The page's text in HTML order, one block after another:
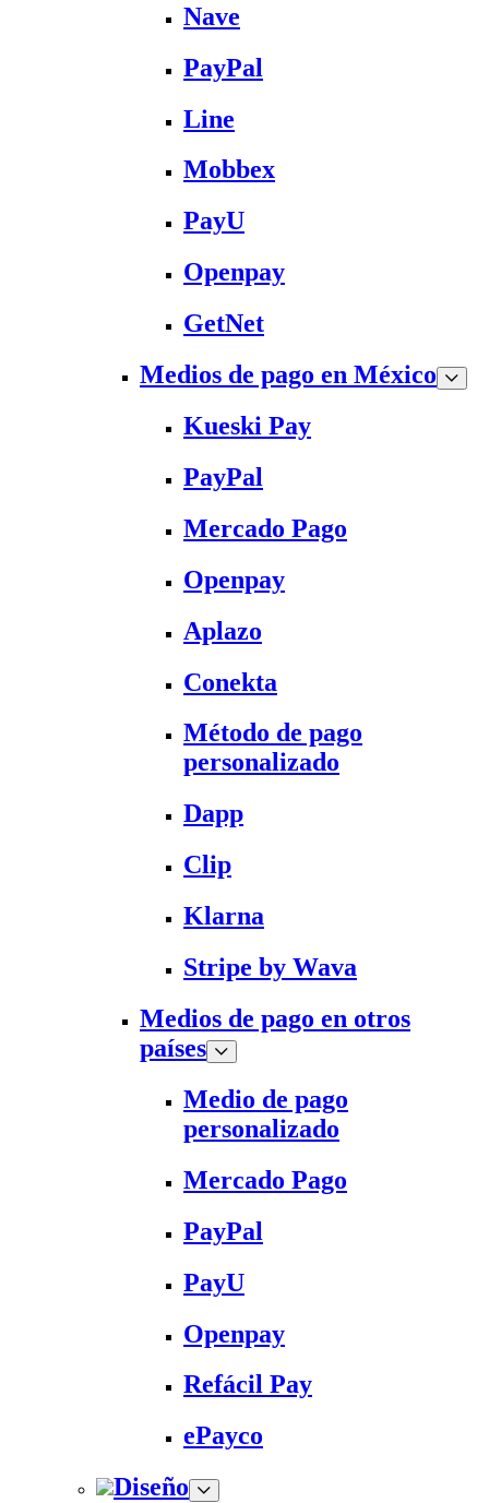
Nave
PayPal
Line
Mobbex
PayU
Openpay
GetNet
Medios de pago en México
Kueski Pay
PayPal
Mercado Pago
Openpay
Aplazo
Conekta
Método de pago
personalizado
Dapp
Clip
Klarna
Stripe by Wava
Medios de pago en otros
países
Medio de pago
personalizado
Mercado Pago
PayPal
PayU
Openpay
Refácil Pay
ePayco
Diseño